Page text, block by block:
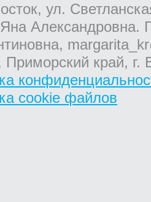
ул.
Александровна.
Приморский край,
cookie файлов